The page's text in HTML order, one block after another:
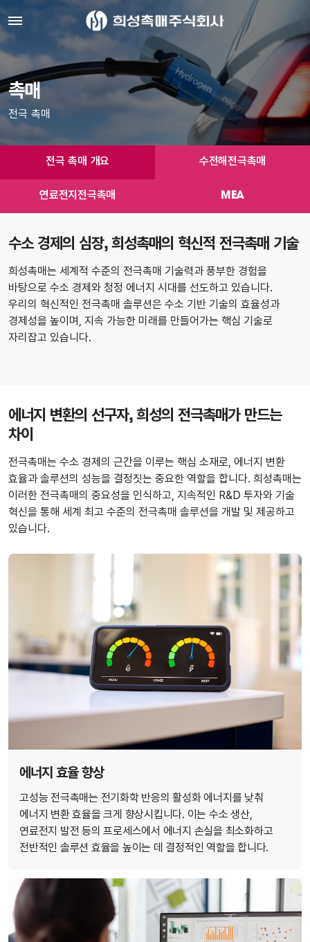
촉매
전극 촉매
전극 촉매 개요 수전해전극촉매
연료전지전극촉매 MEA
수소 경제의 심장, 희성촉매의 혁신적 전극촉매 기술
희성촉매는 세계적 수준의 전극촉매 기술력과 풍부한 경험을
바탕으로 수소 경제와 청정 에너지 시대를 선도하고 있습니다.
우리의 혁신적인 전극촉매 솔루션은 수소 기반 기술의 효율성과
경제성을 높이며, 지속 가능한 미래를 만들어가는 핵심 기술로
자리잡고 있습니다.
에너지 변환의 선구자, 희성의 전극촉매가 만드는
차이
전극촉매는 수소 경제의 근간을 이루는 핵심 소재로, 에너지 변환
효율과 솔루션의 성능을 결정짓는 중요한 역할을 합니다. 희성촉매는
이러한 전극촉매의 중요성을 인식하고, 지속적인 R&D 투자와 기술
혁신을 통해 세계 최고 수준의 전극촉매 솔루션을 개발 및 제공하고
있습니다.
에너지 효율 향상
고성능 전극촉매는 전기화학 반응의 활성화 에너지를 낮춰
에너지 변환 효율을 크게 향상시킵니다. 이는 수소 생산,
연료전지 발전 등의 프로세스에서 에너지 손실을 최소화하고
전반적인 솔루션 효율을 높이는 데 결정적인 역할을 합니다.